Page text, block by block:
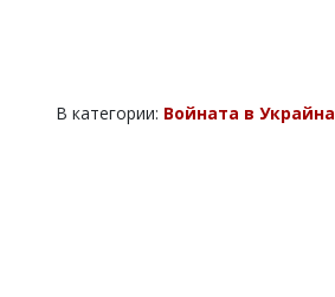
В категории: Войната в Украйна